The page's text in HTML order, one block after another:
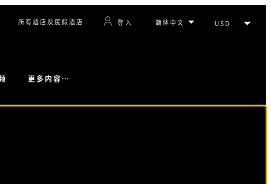
所有酒店及度假酒店 登入
更多内容…